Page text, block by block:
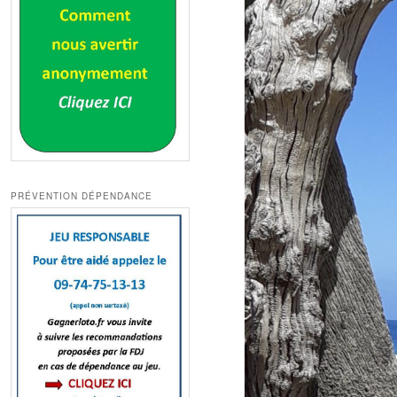
PRÉVENTION DÉPENDANCE